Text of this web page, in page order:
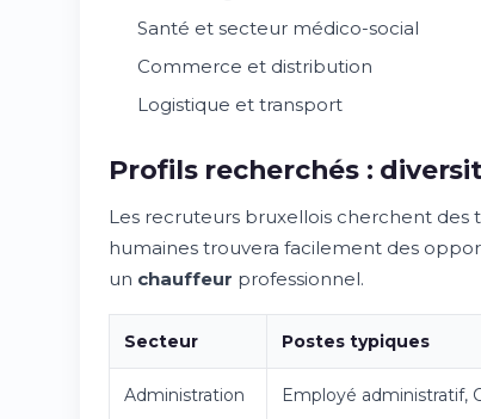
Santé et secteur médico-social
Commerce et distribution
Logistique et transport
Profils recherchés :
Les recruteurs bruxellois cherchent des
humaines trouvera facilement des
un chauffeur professionnel.
Secteur Postes typiques
Administration Employé administratif,